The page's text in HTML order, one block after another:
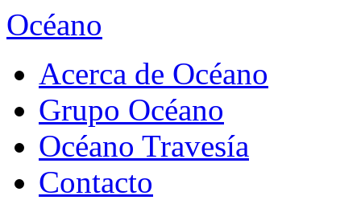
Océano
Acerca de Océano
Grupo Océano
Océano Travesía
Contacto